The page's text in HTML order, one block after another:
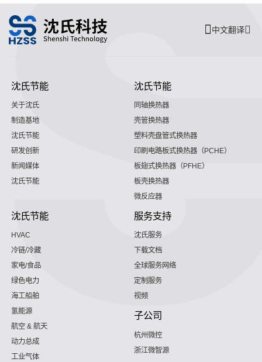
中文翻译
沈氏节能
关于沈氏
制造基地
沈氏节能
研发创新
新闻媒体
沈氏节能
沈氏节能
同轴换热器
壳管换热器
塑料壳盘管式换热器
印刷电路板式换热器（PCHE）
板翅式换热器（PFHE）
板壳换热器
微反应器
沈氏节能
HVAC
冷链/冷藏
家电/食品
绿色电力
海工船舶
氢能源
航空 & 航天
动力总成
工业气体
服务支持
沈氏服务
下载文档
全球服务网络
定制服务
视频
子公司
杭州微控
浙江微智源